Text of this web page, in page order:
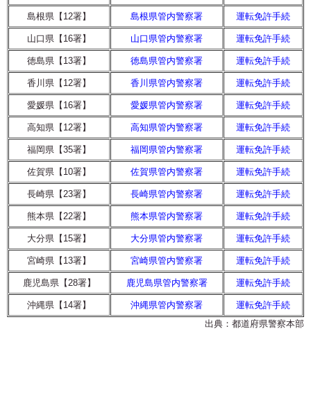
島根県【12署】 島根県管内警察署 運転免許手続
山口県【16署】 山口県管内警察署 運転免許手続
徳島県【13署】 徳島県管内警察署 運転免許手続
香川県【12署】 香川県管内警察署 運転免許手続
愛媛県【16署】 愛媛県管内警察署 運転免許手続
高知県【12署】 高知県管内警察署 運転免許手続
福岡県【35署】 福岡県管内警察署 運転免許手続
佐賀県【10署】 佐賀県管内警察署 運転免許手続
長崎県【23署】 長崎県管内警察署 運転免許手続
熊本県【22署】 熊本県管内警察署 運転免許手続
大分県【15署】 大分県管内警察署 運転免許手続
宮崎県【13署】 宮崎県管内警察署 運転免許手続
鹿児島県【28署】 鹿児島県管内警察署 運転免許手続
沖縄県【14署】 沖縄県管内警察署
運転免許手続
出典：都道府県警察本部